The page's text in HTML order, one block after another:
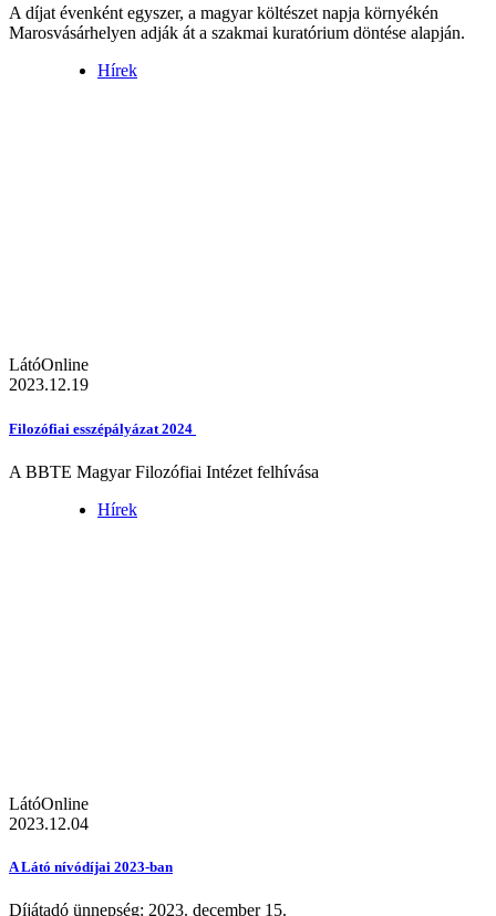
A díjat évenként egyszer, a magyar költészet napja környékén
Marosvásárhelyen adják át a szakmai kuratórium döntése alapján.
Hírek
LátóOnline
2023.12.19
Filozófiai esszépályázat 2024
A BBTE Magyar Filozófiai Intézet felhívása
Hírek
LátóOnline
2023.12.04
A Látó nívódíjai 2023-ban
Díjátadó ünnepség: 2023. december 15.